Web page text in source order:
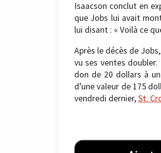
Isaacson conclut en
que Jobs lui avait
lui disant : « Voilà ce
Après le décès de
vu ses ventes
don de 20 dollars à
d’une valeur de 175
vendredi dernier,St.